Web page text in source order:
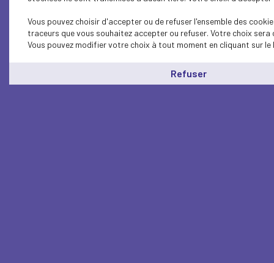
Vous pouvez choisir d'accepter ou de refuser l'ensemble des
traceurs que vous souhaitez accepter ou refuser. Votre choix
Vous pouvez modifier votre choix à tout moment en cliquant sur le
Refuser